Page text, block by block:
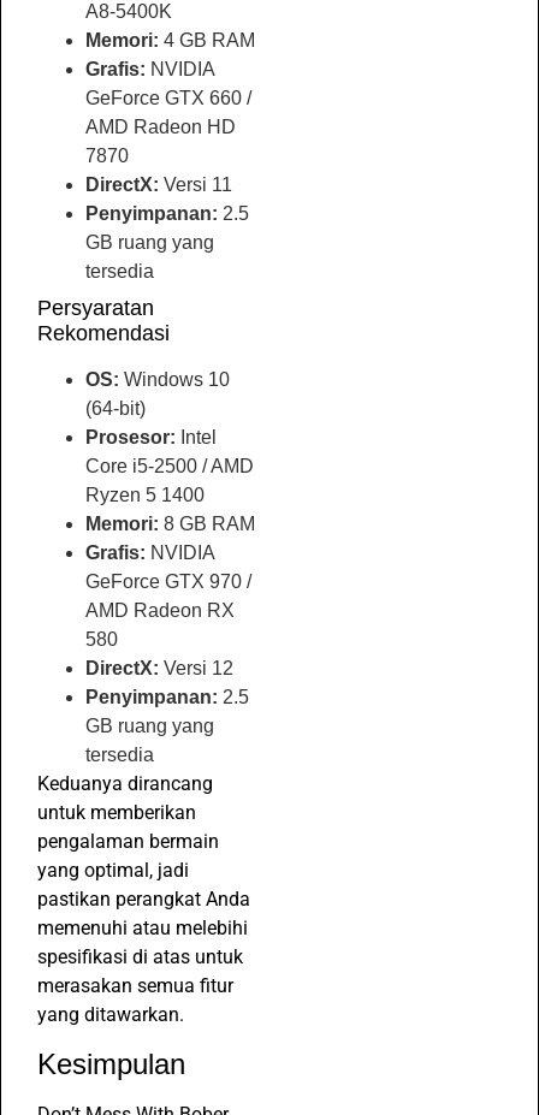
A8-5400K
Memori: 4 GB RAM
Grafis: NVIDIA
GeForce GTX 660 /
AMD Radeon HD
7870
DirectX: Versi 11
Penyimpanan: 2.5
GB ruang yang
tersedia
Persyaratan
Rekomendasi
OS: Windows 10
(64-bit)
Prosesor: Intel
Core i5-2500 / AMD
Ryzen 5 1400
Memori: 8 GB RAM
Grafis: NVIDIA
GeForce GTX 970 /
AMD Radeon RX
580
DirectX: Versi 12
Penyimpanan: 2.5
GB ruang yang
tersedia
Keduanya dirancang
untuk memberikan
pengalaman bermain
yang optimal, jadi
pastikan perangkat Anda
memenuhi atau melebihi
spesifikasi di atas untuk
merasakan semua fitur
yang ditawarkan.
Kesimpulan